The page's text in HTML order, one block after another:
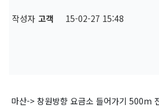
작성자 고객 15-02-27 15:48
마산-> 창원방향 요금소 들어가기 500m